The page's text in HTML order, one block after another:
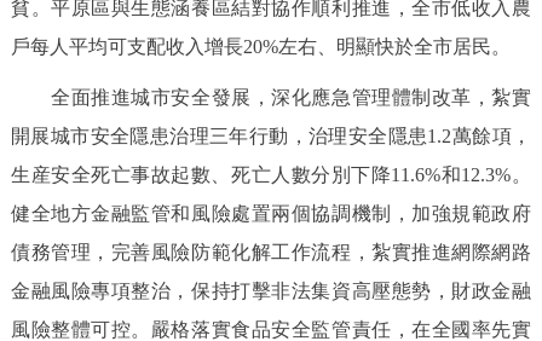
貧。平原區與生態涵養區結對協作順利推進，全市低收入農
戶每人平均可支配收入增長20%左右、明顯快於全市居民。
全面推進城市安全發展，深化應急管理體制改革，紮實
開展城市安全隱患治理三年行動，治理安全隱患1.2萬餘項，
生産安全死亡事故起數、死亡人數分別下降11.6%和12.3%。
健全地方金融監管和風險處置兩個協調機制，加強規範政府
債務管理，完善風險防範化解工作流程，紮實推進網際網路
金融風險專項整治，保持打擊非法集資高壓態勢，財政金融
風險整體可控。嚴格落實食品安全監管責任，在全國率先實